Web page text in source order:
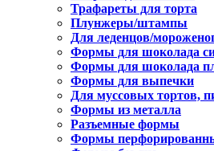
Трафареты для торта
Плунжеры/штампы
Для леденцов/
Формы для шоколада
Формы для шоколада
Формы для выпечки
Для муссовых тортов,
Формы из металла
Разъемные формы
Формы